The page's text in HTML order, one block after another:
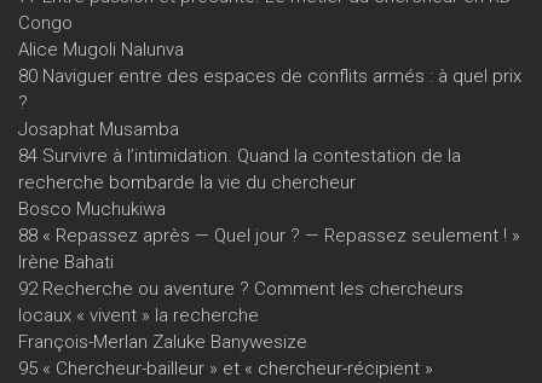
Congo
Alice Mugoli Nalunva
80 Naviguer entre des espaces de conflits armés : à quel prix
?
Josaphat Musamba
84 Survivre à l’intimidation. Quand la contestation de la
recherche bombarde la vie du chercheur
Bosco Muchukiwa
88 « Repassez après — Quel jour ? — Repassez seulement ! »
Irène Bahati
92 Recherche ou aventure ? Comment les chercheurs
locaux « vivent » la recherche
François-Merlan Zaluke Banywesize
95 « Chercheur-bailleur » et « chercheur-récipient »